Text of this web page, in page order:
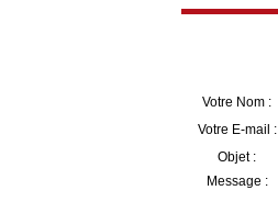
Votre Nom :
Votre E-mail :
Objet :
Message :